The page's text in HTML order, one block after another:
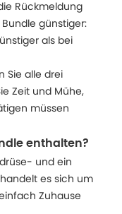
Rückmeldung
günstiger:
als bei
Sie alle drei
Zeit und Mühe,
müssen
enthalten?
und ein
es sich um
Zuhause